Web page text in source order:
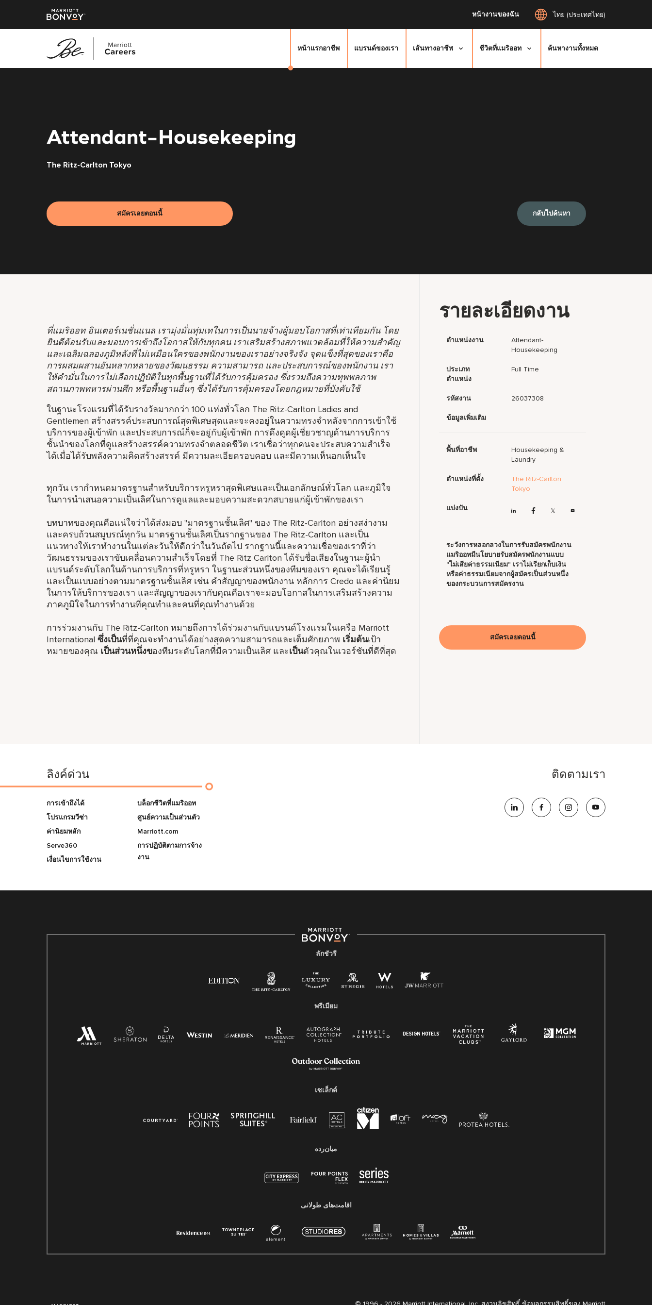
หน้างานของฉัน ไทย (ประเทศไทย)
หน้าแรกอาชีพ แบรนด์ของเรา เส้นทางอาชีพ ชีวิตที่แมริออท ค้นหางานทั้งหมด
Attendant-Housekeeping
The Ritz-Carlton Tokyo
สมัครเลยตอนนี้ กลับไปค้นหา
ที่แมริออท อินเตอร์เนชั่นแนล เรามุ่งมั่นทุ่มเทในการเป็นนายจ้างผู้มอบโอกาสที่เท่าเทียมกัน โดย
ยินดีต้อนรับและมอบการเข้าถึงโอกาสให้กับทุกคน เราเสริมสร้างสภาพแวดล้อมที่ให้ความสำคัญ
และเฉลิมฉลองภูมิหลังที่ไม่เหมือนใครของพนักงานของเราอย่างจริงจัง จุดแข็งที่สุดของเราคือ
การผสมผสานอันหลากหลายของวัฒนธรรม ความสามารถ และประสบการณ์ของพนักงาน เรา
ให้คำมั่นในการไม่เลือกปฏิบัติในทุกพื้นฐานที่ได้รับการคุ้มครอง ซึ่งรวมถึงความทุพพลภาพ
สถานภาพทหารผ่านศึก หรือพื้นฐานอื่นๆ ซึ่งได้รับการคุ้มครองโดยกฎหมายที่บังคับใช้
ในฐานะโรงแรมที่ได้รับรางวัลมากกว่า 100 แห่งทั่วโลก The Ritz-Carlton Ladies and
Gentlemen สร้างสรรค์ประสบการณ์สุดพิเศษสุดและจะคงอยู่ในความทรงจำหลังจากการเข้าใช้
บริการของผู้เข้าพัก และประสบการณ์ก็จะอยู่กับผู้เข้าพัก การดึงดูดผู้เชี่ยวชาญด้านการบริการ
ชั้นนำของโลกที่ดูแลสร้างสรรค์ความทรงจำตลอดชีวิต เราเชื่อว่าทุกคนจะประสบความสำเร็จ
ได้เมื่อได้รับพลังความคิดสร้างสรรค์ มีความละเอียดรอบคอบ และมีความเห็นอกเห็นใจ
ทุกวัน เรากำหนดมาตรฐานสำหรับบริการหรูหราสุดพิเศษและเป็นเอกลักษณ์ทั่วโลก และภูมิใจ
ในการนำเสนอความเป็นเลิศในการดูแลและมอบความสะดวกสบายแก่ผู้เข้าพักของเรา
บทบาทของคุณคือแน่ใจว่าได้ส่งมอบ "มาตรฐานชั้นเลิศ" ของ The Ritz-Carlton อย่างสง่างาม
และครบถ้วนสมูบรณ์ทุกวัน มาตรฐานชั้นเลิศเป็นรากฐานของ The Ritz-Carlton และเป็น
แนวทางให้เราทำงานในแต่ละวันให้ดีกว่าในวันถัดไป รากฐานนี้และความเชื่อของเราที่ว่า
วัฒนธรรมของเราขับเคลื่อนความสำเร็จโดยที่ The Ritz Carlton ได้รับชื่อเสียงในฐานะผู้นำ
แบรนด์ระดับโลกในด้านการบริการที่หรูหรา ในฐานะส่วนหนึ่งของทีมของเรา คุณจะได้เรียนรู้
และเป็นแบบอย่างตามมาตรฐานชั้นเลิศ เช่น คำสัญญาของพนักงาน หลักการ Credo และค่านิยม
ในการให้บริการของเรา และสัญญาของเรากับคุณคือเราจะมอบโอกาสในการเสริมสร้างความ
ภาคภูมิใจในการทำงานที่คุณทำและคนที่คุณทำงานด้วย
การร่วมงานกับ The Ritz-Carlton หมายถึงการได้ร่วมงานกับแบรนด์โรงแรมในเครือ Marriott
International ซึ่งเป็นที่ที่คุณจะทำงานได้อย่างสุดความสามารถและเต็มศักยภาพ เริ่มต้นเป้า
หมายของคุณ เป็นส่วนหนึ่งของทีมระดับโลกที่มีความเป็นเลิศ และเป็นตัวคุณในเวอร์ชันที่ดีที่สุด
รายละเอียดงาน
ตำแหน่งงาน
Attendant-
Housekeeping
ประเภท
ตำแหน่ง
Full Time
รหัสงาน 26037308
ข้อมูลเพิ่มเติม
พื้นที่อาชีพ
Housekeeping &
Laundry
ตำแหน่งที่ตั้ง
The Ritz-Carlton
Tokyo
แบ่งปัน
ระวังการหลอกลวงในการรับสมัครพนักงาน
แมริออทมีนโยบายรับสมัครพนักงานแบบ
"ไม่เสียค่าธรรมเนียม" เราไม่เรียกเก็บเงิน
หรือค่าธรรมเนียมจากผู้สมัครเป็นส่วนหนึ่ง
ของกระบวนการสมัครงาน
สมัครเลยตอนนี้
ลิงค์ด่วน
การเข้าถึงได้
โปรแกรมวีซ่า
ค่านิยมหลัก
Serve360
เงื่อนไขการใช้งาน
บล็อกชีวิตที่แมริออท
ศูนย์ความเป็นส่วนตัว
Marriott.com
การปฏิบัติตามการจ้าง
งาน
ติดตามเรา
ลักชัวรี
พรีเมียม
เซเล็กต์
میان‌رده
اقامت‌های طولانی